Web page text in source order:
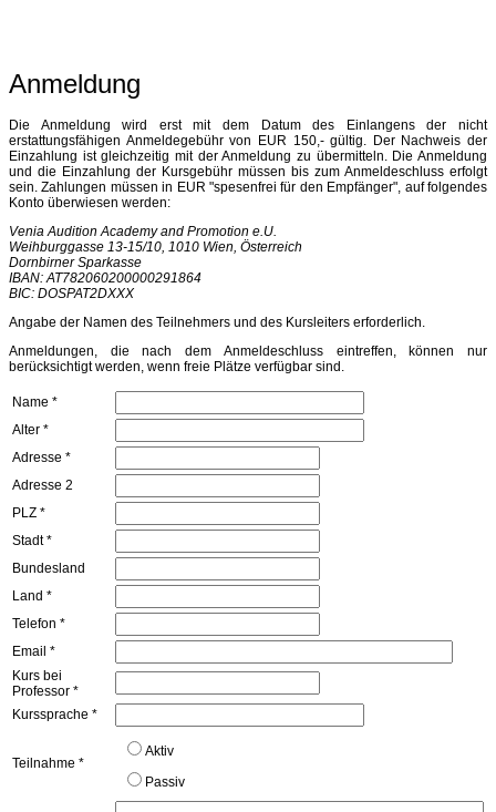
Anmeldung
Die Anmeldung wird erst mit dem Datum des Einlangens der nicht
erstattungsfähigen Anmeldegebühr von EUR 150,- gültig. Der Nachweis der
Einzahlung ist gleichzeitig mit der Anmeldung zu übermitteln. Die Anmeldung
und die Einzahlung der Kursgebühr müssen bis zum Anmeldeschluss erfolgt
sein. Zahlungen müssen in EUR "spesenfrei für den Empfänger", auf folgendes
Konto überwiesen werden:
Venia Audition Academy and Promotion e.U.
Weihburggasse 13-15/10, 1010 Wien, Österreich
Dornbirner Sparkasse
IBAN: AT782060200000291864
BIC: DOSPAT2DXXX
Angabe der Namen des Teilnehmers und des Kursleiters erforderlich.
Anmeldungen, die nach dem Anmeldeschluss eintreffen, können nur
berücksichtigt werden, wenn freie Plätze verfügbar sind.
Name *
Alter *
Adresse *
Adresse 2
PLZ *
Stadt*
Bundesland
Land *
Telefon *
Email *
Kurs bei
Professor *
Kurssprache *
Teilnahme *
Aktiv
Passiv